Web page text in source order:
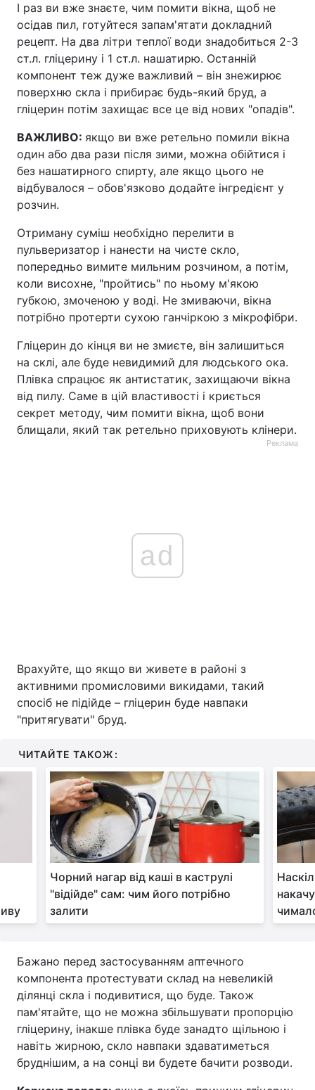
І раз ви вже знаєте, чим помити вікна, щоб не
осідав пил, готуйтеся запам'ятати докладний
рецепт. На два літри теплої води знадобиться 2-3
ст.л. гліцерину і 1 ст.л. нашатирю. Останній
компонент теж дуже важливий – він знежирює
поверхню скла і прибирає будь-який бруд, а
гліцерин потім захищає все це від нових "опадів".
ВАЖЛИВО: якщо ви вже ретельно помили вікна
один або два рази після зими, можна обійтися і
без нашатирного спирту, але якщо цього не
відбувалося – обов'язково додайте інгредієнт у
розчин.
Отриману суміш необхідно перелити в
пульверизатор і нанести на чисте скло,
попередньо вимите мильним розчином, а потім,
коли висохне, "пройтись" по ньому м'якою
губкою, змоченою у воді. Не змиваючи, вікна
потрібно протерти сухою ганчіркою з мікрофібри.
Гліцерин до кінця ви не змиєте, він залишиться
на склі, але буде невидимий для людського ока.
Плівка спрацює як антистатик, захищаючи вікна
від пилу. Саме в цій властивості і криється
секрет методу, чим помити вікна, щоб вони
блищали, який так ретельно приховують клінери.
Реклама
ad
Врахуйте, що якщо ви живете в районі з
активними промисловими викидами, такий
спосіб не підійде – гліцерин буде навпаки
"притягувати" бруд.
ЧИТАЙТЕ ТАКОЖ:
Чорний нагар від каші в каструлі
"відійде" сам: чим його потрібно
залити
Бажано перед застосуванням аптечного
компонента протестувати склад на невеликій
ділянці скла і подивитися, що буде. Також
пам'ятайте, що не можна збільшувати пропорцію
гліцерину, інакше плівка буде занадто щільною і
навіть жирною, скло навпаки здаватиметься
бруднішим, а на сонці ви будете бачити розводи.